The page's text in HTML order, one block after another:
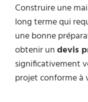
Construire une
long terme qui
une bonne
obtenir undevis
significativement
projet conforme à